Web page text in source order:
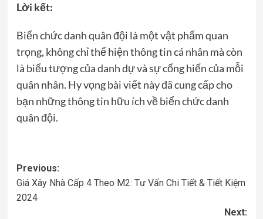
Lời kết:
Biển chức danh quân đội là một vật phẩm quan
trọng, không chỉ thể hiện thông tin cá nhân mà còn
là biểu tượng của danh dự và sự cống hiến của mỗi
quân nhân. Hy vọng bài viết này đã cung cấp cho
bạn những thông tin hữu ích về biển chức danh
quân đội.
Post
navigation
Previous:
Giá Xây Nhà Cấp 4 Theo M2: Tư Vấn Chi Tiết & Tiết Kiệm
2024
Next: